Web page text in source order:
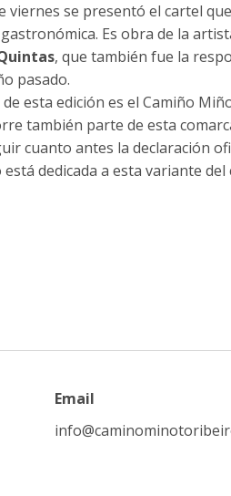
viernes se presentó el cartel
Es obra de la
, que también fue la
pasado.
esta edición es el Camiño
también parte de esta
cuanto antes la declaración
está dedicada a esta variante del
Email